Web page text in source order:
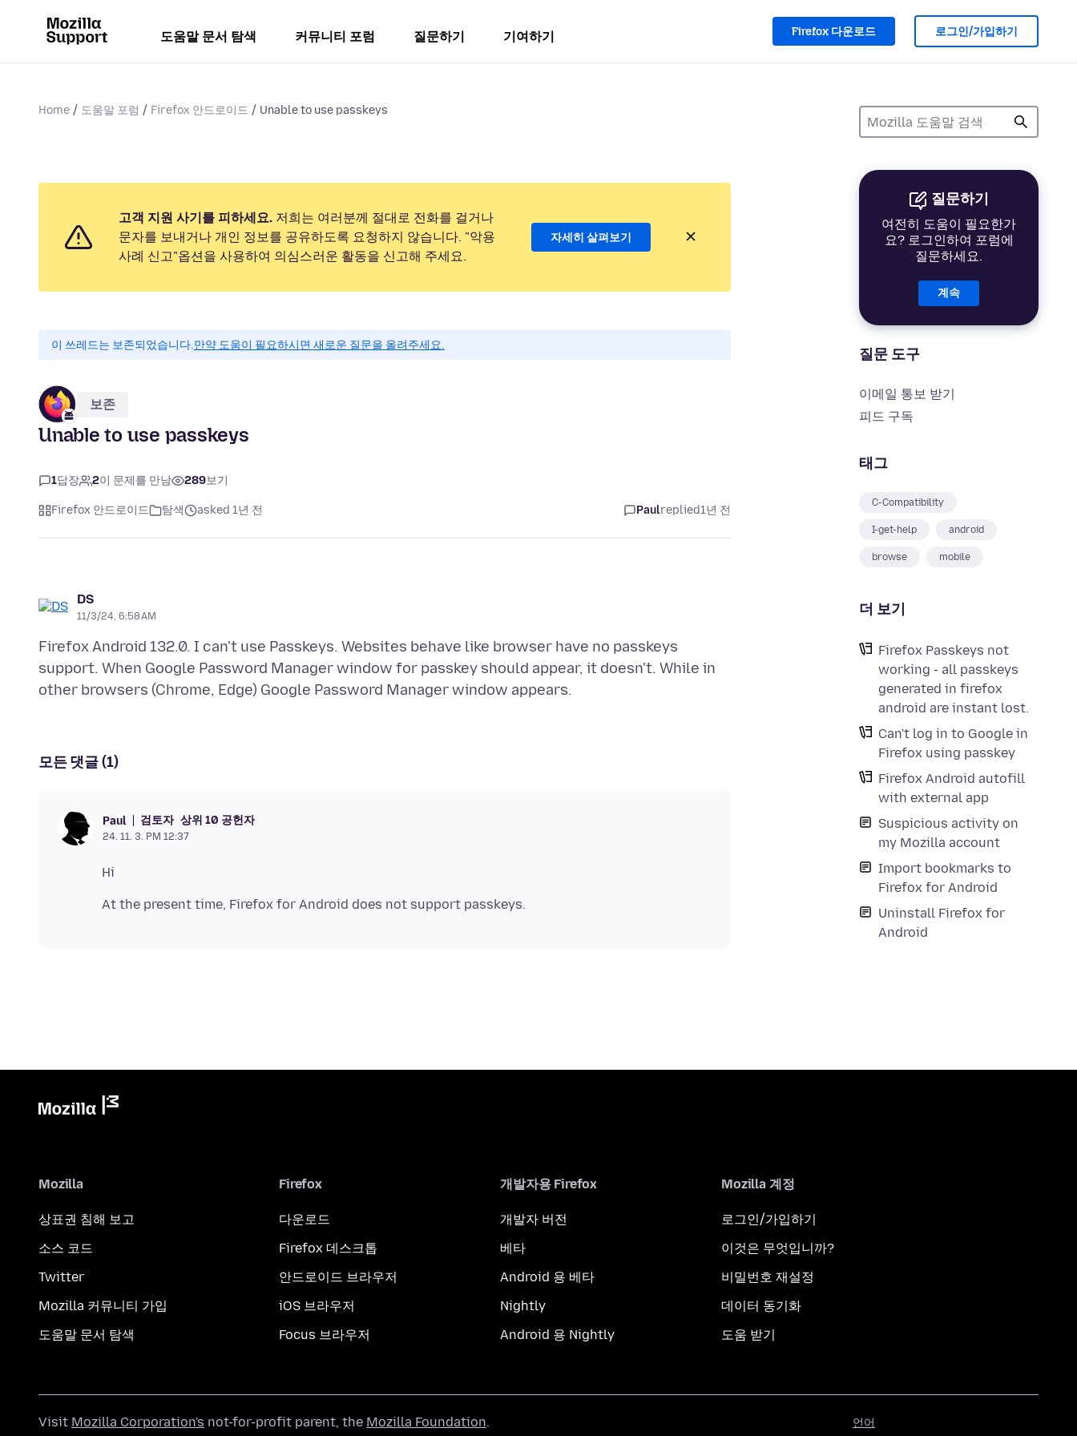
도움말 문서 탐색 커뮤니티 포럼 질문하기 기여하기 Firefox 다운로드 로그인/가입하기
Home 도움말 포럼 Firefox 안드로이드 Unable to use passkeys
질문하기
여전히 도움이 필요한가
요? 로그인하여 포럼에
질문하세요.
계속
질문 도구
이메일 통보 받기
피드 구독
태그
C-Compatibility
I-get-help android
browse mobile
더 보기
Firefox Passkeys not
working - all passkeys
generated in firefox
android are instant lost.
Can't log in to Google in
Firefox using passkey
Firefox Android autofill
with external app
Suspicious activity on
my Mozilla account
Import bookmarks to
Firefox for Android
Uninstall Firefox for
Android
고객 지원 사기를 피하세요. 저희는 여러분께 절대로 전화를 걸거나
문자를 보내거나 개인 정보를 공유하도록 요청하지 않습니다. "악용
사례 신고"옵션을 사용하여 의심스러운 활동을 신고해 주세요.
자세히 살펴보기
이 쓰레드는 보존되었습니다.만약 도움이 필요하시면 새로운 질문을 올려주세요.
보존
Unable to use passkeys
1답장 2이 문제를 만남 289보기
Firefox 안드로이드 탐색 asked 1년 전 Paulreplied1년 전
DS
11/3/24, 6:58 AM
Firefox Android 132.0. I can't use Passkeys. Websites behave like browser have no passkeys
support. When Google Password Manager window for passkey should appear, it doesn't. While in
모든 댓글 (1)
Paul 검토자 상위 10 공헌자
24. 11. 3. PM 12:37
Mozilla
상표권 침해 보고
소스 코드
Twitter
Mozilla 커뮤니티 가입
도움말 문서 탐색
Firefox
다운로드
Firefox 데스크톱
안드로이드 브라우저
iOS 브라우저
Focus 브라우저
개발자용 Firefox
개발자 버전
베타
Android 용 베타
Nightly
Android 용 Nightly
Mozilla 계정
로그인/가입하기
이것은 무엇입니까?
비밀번호 재설정
데이터 동기화
도움 받기
언어
Visit Mozilla Corporation's not-for-profit parent, the Mozilla Foundation.